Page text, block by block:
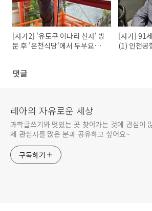
[사가2] '유토쿠 이나리 신사' 방
문 후 '온천식당'에서 두부요리
[사가] 91
(1) 인천공
댓글
레아의 자유로운 세상
과학글쓰기와 멋있는 곳 찾아가는 것에 관심이
제 관심사를 많은 분과 공유하고 싶어요~
구독하기